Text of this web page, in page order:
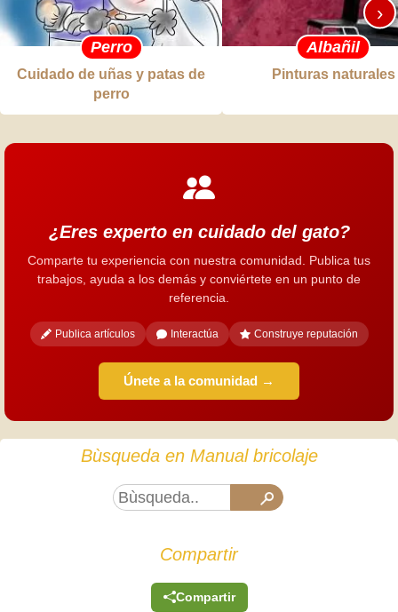
Perro
Cuidado de uñas y patas de
perro
Albañil
Pinturas naturales
›
¿Eres experto en cuidado del gato?
Comparte tu experiencia con nuestra comunidad. Publica tus
trabajos, ayuda a los demás y conviértete en un punto de
referencia.
Publica artículos Interactúa Construye reputación
Únete a la comunidad →
Bùsqueda en Manual bricolaje
Compartir
Compartir